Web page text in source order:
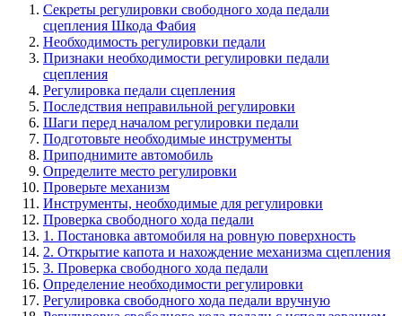
Секреты регулировки свободного хода педали
сцепления Шкода Фабия
Необходимость регулировки педали
Признаки необходимости регулировки педали
сцепления
Регулировка педали сцепления
Последствия неправильной регулировки
Шаги перед началом регулировки педали
Подготовьте необходимые инструменты
Приподнимите автомобиль
Определите место регулировки
Проверьте механизм
Инструменты, необходимые для регулировки
Проверка свободного хода педали
1. Постановка автомобиля на ровную поверхность
2. Открытие капота и нахождение механизма сцепления
3. Проверка свободного хода педали
Определение необходимости регулировки
Регулировка свободного хода педали вручную